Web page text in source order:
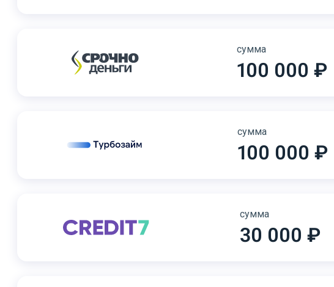
сумма
100 000 ₽
сумма
100 000 ₽
сумма
30 000 ₽